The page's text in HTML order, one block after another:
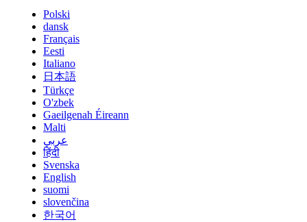
Polski
dansk
Français
Eesti
Italiano
日本語
Türkçe
O'zbek
Gaeilgenah Éireann
Malti
عربي
हिंदी
Svenska
English
suomi
slovenčina
한국어